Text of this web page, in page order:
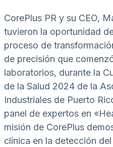
CorePlus PR y su CEO,
tuvieron la oportunidad
proceso de
de precisión que
laboratorios, durante la
de la Salud 2024 de la
Industriales de Puerto
panel de expertos en
misión de CorePlus
clínica en la detección